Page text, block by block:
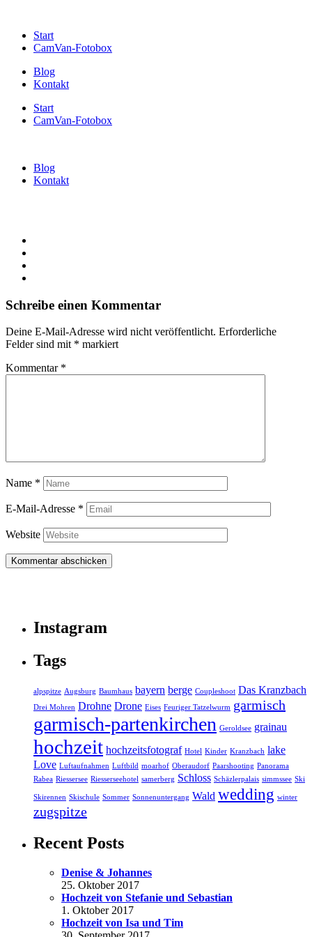
Start
CamVan-Fotobox
Blog
Kontakt
Start
CamVan-Fotobox
Blog
Kontakt
Schreibe einen Kommentar
Deine E-Mail-Adresse wird nicht veröffentlicht. Erforderliche
Felder sind mit * markiert
Kommentar *
Name *
E-Mail-Adresse *
Website
Instagram
Tags
alpspitze Augsburg Baumhaus bayern berge Coupleshoot Das Kranzbach
Drei Mohren Drohne Drone Eises Feuriger Tatzelwurm garmisch
garmisch-partenkirchen Geroldsee grainau
hochzeit hochzeitsfotograf Hotel Kinder Kranzbach lake
Love Luftaufnahmen Luftbild moarhof Oberaudorf Paarshooting Panorama
Rabea Riessersee Riesserseehotel samerberg Schloss Schäzlerpalais simmssee Ski
Skirennen Skischule Sommer Sonnenuntergang Wald wedding winter
zugspitze
Recent Posts
Denise & Johannes
25. Oktober 2017
Hochzeit von Stefanie und Sebastian
1. Oktober 2017
Hochzeit von Isa und Tim